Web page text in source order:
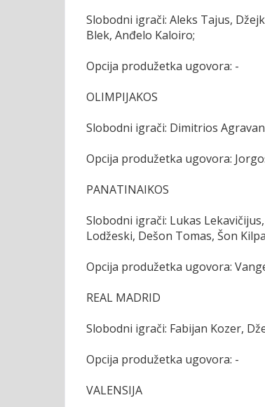
Slobodni igrači: Aleks Tajus,
Blek, Anđelo Kaloiro;
Opcija produžetka ugovora: -
OLIMPIJAKOS
Slobodni igrači: Dimitrios
Opcija produžetka ugovora:
PANATINAIKOS
Slobodni igrači: Lukas
Lodžeski, Dešon Tomas, Šon
Opcija produžetka ugovora:
REAL MADRID
Slobodni igrači: Fabijan Kozer,
Opcija produžetka ugovora: -
VALENSIJA